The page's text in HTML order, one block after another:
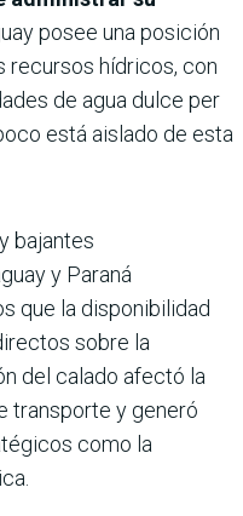
posee una posición
recursos hídricos, con
de agua dulce per
está aislado de esta
bajantes
y Paraná
que la disponibilidad
sobre la
del calado afectó la
transporte y generó
como la